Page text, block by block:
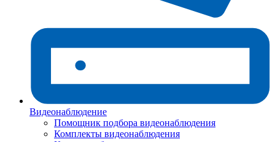
Видеонаблюдение
Помощник подбора видеонаблюдения
Комплекты видеонаблюдения